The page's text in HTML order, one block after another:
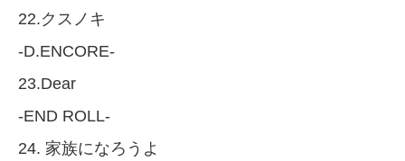
22.クスノキ
-D.ENCORE-
23.Dear
-END ROLL-
24. 家族になろうよ